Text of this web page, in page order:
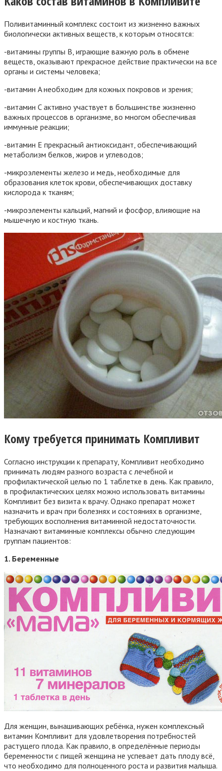
Поливитаминный комплекс состоит из жизненно важных
биологически активных веществ, к которым относятся:
-витамины группы B, играющие важную роль в обмене
веществ, оказывают прекрасное действие практически на все
органы и системы человека;
-витамин A необходим для кожных покровов и зрения;
-витамин C активно участвует в большинстве жизненно
важных процессов в организме, во многом обеспечивая
иммунные реакции;
-витамин E прекрасный антиоксидант, обеспечивающий
метаболизм белков, жиров и углеводов;
-микроэлементы железо и медь, необходимые для
образования клеток крови, обеспечивающих доставку
кислорода к тканям;
-микроэлементы кальций, магний и фосфор, влияющие на
мышечную и костную ткань.
Кому требуется принимать Компливит
Согласно инструкции к препарату, Компливит необходимо
принимать людям разного возраста с лечебной и
профилактической целью по 1 таблетке в день. Как правило,
в профилактических целях можно использовать витамины
Компливит без визита к врачу. Однако препарат может
назначить и врач при болезнях и состояниях в организме,
требующих восполнения витаминной недостаточности.
Назначают витаминные комплексы обычно следующим
группам пациентов:
1. Беременные
Для женщин, вынашивающих ребёнка, нужен комплексный
витамин Компливит для удовлетворения потребностей
растущего плода. Как правило, в определённые периоды
беременности с пищей женщина не успевает дать плоду всё,
что необходимо для полноценного роста и развития малыша.